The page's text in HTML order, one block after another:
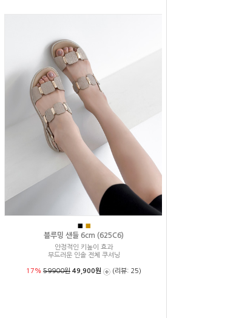
■ ■
블루밍 샌들 6cm (625C6)
안정적인 키높이 효과
부드러운 인솔 전체 쿠셔닝
17% 59900원 49,900원 (리뷰: 25)